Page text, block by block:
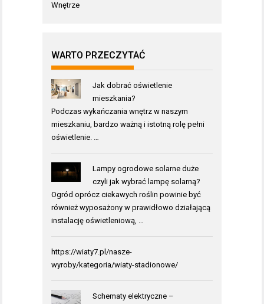
Wnętrze
WARTO PRZECZYTAĆ
Jak dobrać oświetlenie
mieszkania?
Podczas wykańczania wnętrz w naszym
mieszkaniu, bardzo ważną i istotną rolę pełni
oświetlenie. …
Lampy ogrodowe solarne duże
czyli jak wybrać lampę solarną?
Ogród oprócz ciekawych roślin powinie być
również wyposażony w prawidłowo działającą
instalację oświetleniową, …
https://wiaty7.pl/nasze-
wyroby/kategoria/wiaty-stadionowe/
Schematy elektryczne –